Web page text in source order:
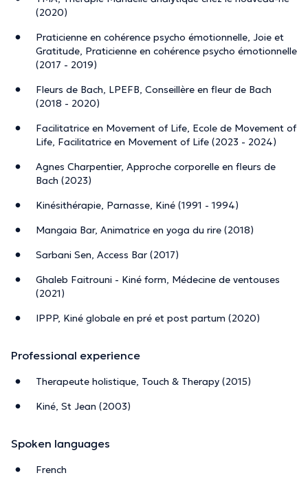
The description was edited by the doctoranytime team, based on verified
(2020)
Praticienne en cohérence psycho émotionnelle, Joie et
Gratitude, Praticienne en cohérence psycho émotionnelle
(2017 - 2019)
Fleurs de Bach, LPEFB, Conseillère en fleur de Bach
(2018 - 2020)
Facilitatrice en Movement of Life, Ecole de Movement of
Life, Facilitatrice en Movement of Life (2023 - 2024)
Agnes Charpentier, Approche corporelle en fleurs de
Bach (2023)
Kinésithérapie, Parnasse, Kiné (1991 - 1994)
Mangaia Bar, Animatrice en yoga du rire (2018)
Sarbani Sen, Access Bar (2017)
Ghaleb Faitrouni - Kiné form, Médecine de ventouses
(2021)
IPPP, Kiné globale en pré et post partum (2020)
Professional experience
Therapeute holistique, Touch & Therapy (2015)
Kiné, St Jean (2003)
Spoken languages
French